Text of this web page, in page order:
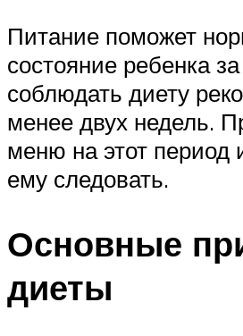
Питание поможет
состояние ребенка
соблюдать диету
менее двух недель.
меню на этот период
ему следовать.
Основные
диеты